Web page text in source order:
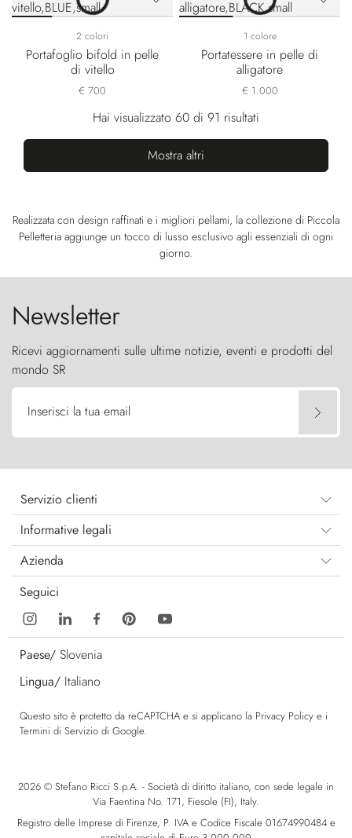
2 colori
Portafoglio bifold in pelle
di vitello
€ 700
1 colore
Portatessere in pelle di
alligatore
€ 1.000
Hai visualizzato 60 di 91 risultati
Mostra altri
Realizzata con design raffinati e i migliori pellami, la collezione di Piccola
Pelletteria aggiunge un tocco di lusso esclusivo agli essenziali di ogni
giorno.
Newsletter
Ricevi aggiornamenti sulle ultime notizie, eventi e prodotti del
mondo SR
Inserisci la tua email
Servizio clienti
Informative legali
Azienda
Seguici
Paese/ Slovenia
Lingua/ Italiano
Questo sito è protetto da reCAPTCHA e si applicano la Privacy Policy e i
Termini di Servizio di Google.
2026 © Stefano Ricci S.p.A. - Società di diritto italiano, con sede legale in
Via Faentina No. 171, Fiesole (FI), Italy.
Registro delle Imprese di Firenze, P. IVA e Codice Fiscale 01674990484 e